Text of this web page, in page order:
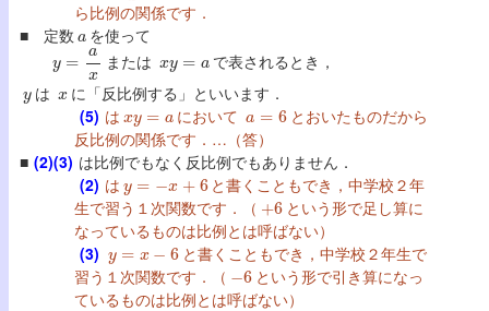
ら比例の関係です．
■ 定数 aを使って
y=ax または で表されるとき，
は
に「反比例する」といいます．
(5) は xy=a において a =
とおいたものだから
反比例の関係です．…（答）
■ (2)(3) は比例でもなく反比例でもありません．
(2) は y= −x+ 6
と書くこともでき，中学校２年
生で習う１次関数です．（ +6 という形で足し算に
なっているものは比例とは呼ばない）
(3) y=x−6
と書くこともでき，中学校２年生で
習う１次関数です．（ −6 という形で引き算になっ
ているものは比例とは呼ばない）